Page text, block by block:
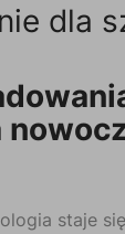
dla
staje